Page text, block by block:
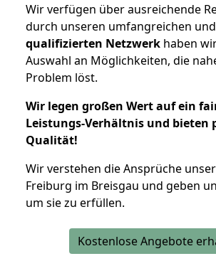
Wir verfügen über ausreichende
durch unseren umfangreichen und
qualifizierten Netzwerk haben
Auswahl an Möglichkeiten, die
Problem löst.
Wir legen großen Wert auf ein
Leistungs-Verhältnis und bieten
Qualität!
Wir verstehen die Ansprüche
Freiburg im Breisgau und geben
um sie zu erfüllen.
Kostenlose Angebote